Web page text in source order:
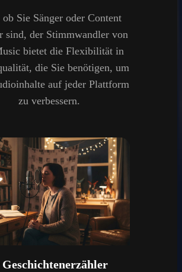
Sie Sänger oder Content
sind, der Stimmwandler von
bietet die Flexibilität in
die Sie benötigen, um
auf jeder Plattform
zu verbessern.